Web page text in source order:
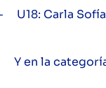
U18: Carla
Y en la